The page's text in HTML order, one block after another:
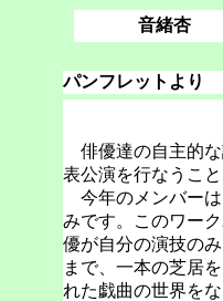
音緒杏
パンフレットより
俳優達の自主的な
表公演を行なうこと
今年のメンバーは
みです。このワー
優が自分の演技の
まで、一本の芝居
れた戯曲の世界を